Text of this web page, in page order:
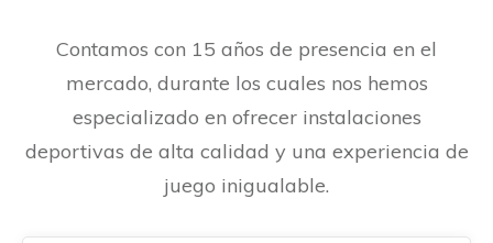
Contamos con 15 años de presencia en el
mercado, durante los cuales nos hemos
especializado en ofrecer instalaciones
deportivas de alta calidad y una experiencia de
juego inigualable.